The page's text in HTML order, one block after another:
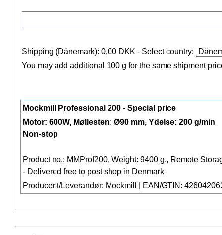
Shipping (Dänemark): 0,00 DKK - Select country:
You may add additional 100 g for the same shipment
Mockmill Professional 200 - Special price
Motor: 600W, Møllesten: Ø90 mm, Ydelse: 200 g/min
Non-stop
Product no.: MMProf200, Weight: 9400 g., Remote
- Delivered free to post shop in Denmark
Producent/Leverandør: Mockmill | EAN/GTIN: